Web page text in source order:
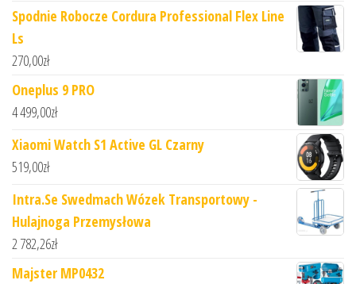
Spodnie Robocze Cordura Professional Flex Line
Ls
270,00zł
Oneplus 9 PRO
4 499,00zł
Xiaomi Watch S1 Active GL Czarny
519,00zł
Intra.Se Swedmach Wózek Transportowy -
Hulajnoga Przemysłowa
2 782,26zł
Majster MP0432